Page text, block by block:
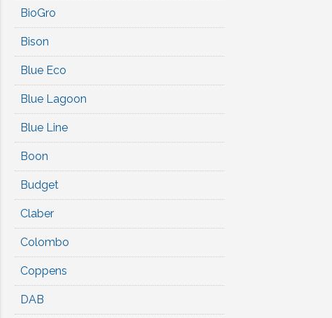
BioGro
Bison
Blue Eco
Blue Lagoon
Blue Line
Boon
Budget
Claber
Colombo
Coppens
DAB